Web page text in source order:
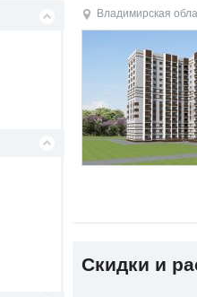
Владимирская
Скидки и